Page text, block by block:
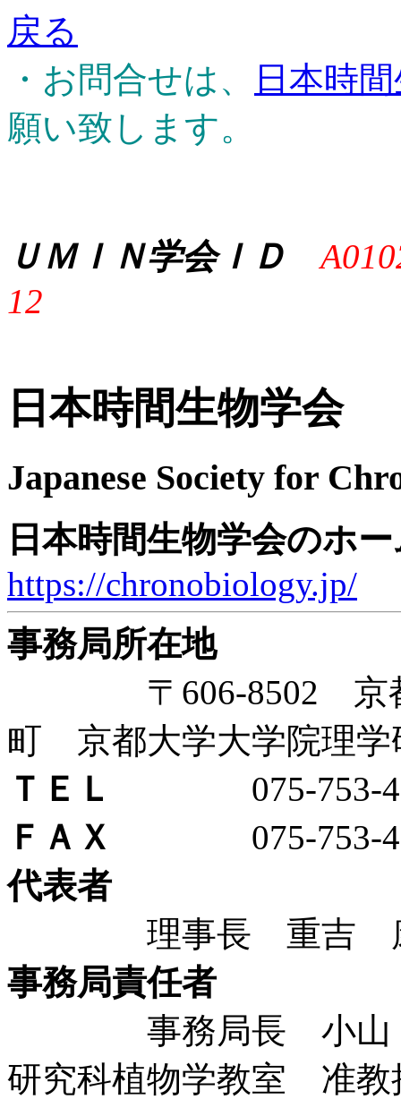
戻る
・お問合せは、
日本時
願い致します。
ＵＭＩＮ学会ＩＤ
12
日本時間生物学会
Japanese Society for
日本時間生物学会のホ
https://chronobiology.jp/
事務局所在地
〒606-8502 京都府
町 京都大学大学院理学
ＴＥＬ
075-753-
ＦＡＸ
075-753-
代表者
理事長 重吉 康
事務局責任者
事務局長 小山 時
研究科植物学教室 准教